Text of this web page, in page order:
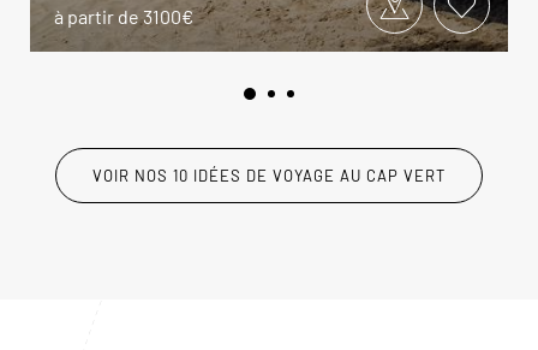
à partir de 3100€
VOIR NOS 10 IDÉES DE VOYAGE AU CAP VERT